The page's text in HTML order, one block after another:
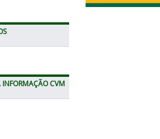
INFORMAÇÃO CVM